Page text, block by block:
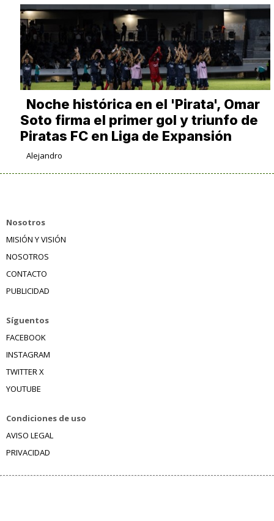
Noche histórica en el 'Pirata', Omar
Soto firma el primer gol y triunfo de
Piratas FC en Liga de Expansión
Alejandro
Nosotros
MISIÓN Y VISIÓN
NOSOTROS
CONTACTO
PUBLICIDAD
Síguentos
FACEBOOK
INSTAGRAM
TWITTER X
YOUTUBE
Condiciones de uso
AVISO LEGAL
PRIVACIDAD